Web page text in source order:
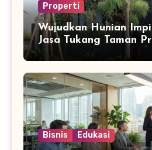
Properti
Wujudkan Hunian
Jasa Tukang Taman
Bisnis Edukasi